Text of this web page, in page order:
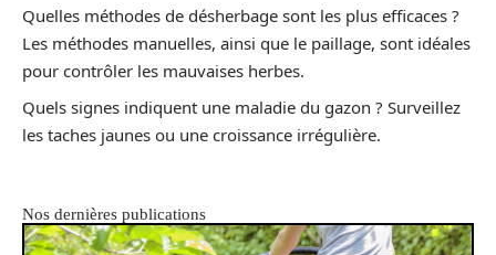
Quelles méthodes de désherbage sont les plus efficaces ?
Les méthodes manuelles, ainsi que le paillage, sont idéales
pour contrôler les mauvaises herbes.
Quels signes indiquent une maladie du gazon ? Surveillez
les taches jaunes ou une croissance irrégulière.
Nos dernières publications